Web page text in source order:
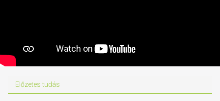
Előzetes tudás